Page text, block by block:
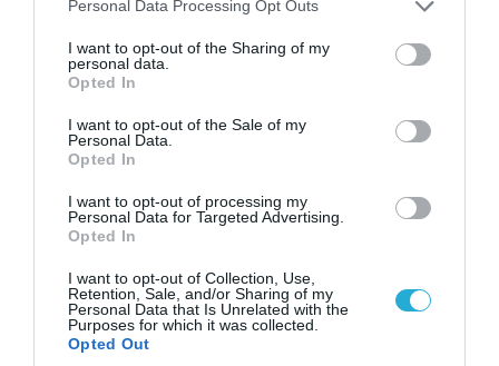
not limited to your visit or usage behaviour. You may click to
grant or deny consent to Google and its third-party tags to
use your data for below specified purposes in below Google
consent section.
Personal Data Processing Opt Outs
I want to opt-out of the Sharing of my
personal data.
Opted In
I want to opt-out of the Sale of my
Personal Data.
Opted In
I want to opt-out of processing my
Personal Data for Targeted Advertising.
Opted In
I want to opt-out of Collection, Use,
Retention, Sale, and/or Sharing of my
Personal Data that Is Unrelated with the
Purposes for which it was collected.
Opted Out
Ο Γιάννης Αλαφούζος «τέλειωσε» τον
Κωνσταντίνο Ζούλα από τον ΣΚΑΪ – Ο λόγος της